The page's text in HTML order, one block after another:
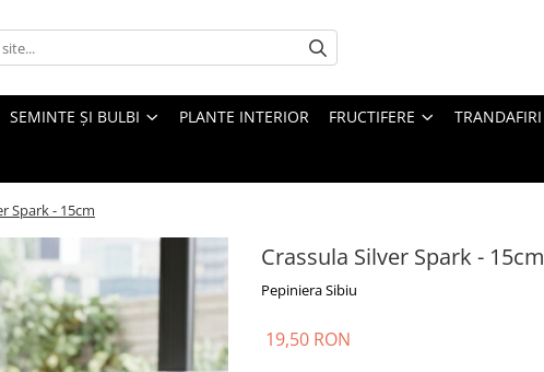
SEMINTE ȘI BULBI PLANTE INTERIOR FRUCTIFERE TRANDAFIRI
Spark - 15cm
Crassula Silver Spark - 15cm
Pepiniera Sibiu
19,50 RON